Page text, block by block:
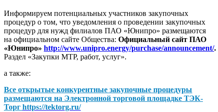
Информируем потенциальных участников закупочных
процедур о том, что уведомления о проведении закупочных
процедур для нужд филиалов ПАО «Юнипро» размещаются
на официальном сайте Общества: Официальный сайт ПАО
«Юнипро» http://www.unipro.energy/purchase/announcement/.
Раздел «Закупки МТР, работ, услуг».
а также:
Все открытые конкурентные закупочные процедуры
размещаются на Электронной торговой площадке ТЭК-
Торг https://tektorg.ru/